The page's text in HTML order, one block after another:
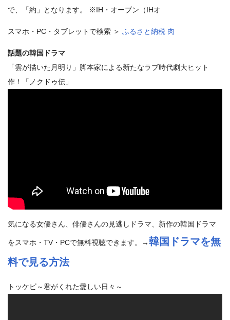
で、「約」となります。 ※IH・オーブン（IHオ
スマホ・PC・タブレットで検索 ＞ ふるさと納税 肉
話題の韓国ドラマ
「雲が描いた月明り」脚本家による新たなラブ時代劇大ヒット
作！「ノクドゥ伝」
気になる女優さん、俳優さんの見逃しドラマ、新作の韓国ドラマ
をスマホ・TV・PCで無料視聴できます。→韓国ドラマを無
料で見る方法
トッケビ～君がくれた愛しい日々～